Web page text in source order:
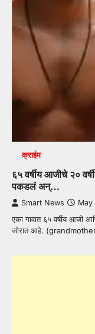
क्राईम
६५ वर्षीय आजीचे २०
पकडलं अन्…
Smart News May
एका गावात ६५ वर्षीय आजी
जोरात आहे.